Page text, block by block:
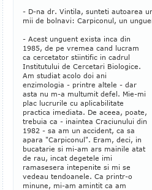
- D-na dr. Vintila, sunteti autoarea
mii de bolnavi: Carpiconul, un
- Acest unguent exista inca din
1985, de pe vremea cand lucram
ca cercetator stiintific in cadrul
Institutului de Cercetari Biologice.
Am studiat acolo doi ani
enzimologia - printre altele - dar
asta nu m-a multumit defel. Mie-mi
plac lucrurile cu aplicabilitate
practica imediata. De aceea, poate,
trebuia ca - inaintea Craciunului din
1982 - sa am un accident, ca sa
apara "Carpiconul". Eram, deci, in
bucatarie si mi-am ars mainile atat
de rau, incat degetele imi
ramasesera intepenite si mi se
vedeau tendoanele. Ca printr-o
minune, mi-am amintit ca am